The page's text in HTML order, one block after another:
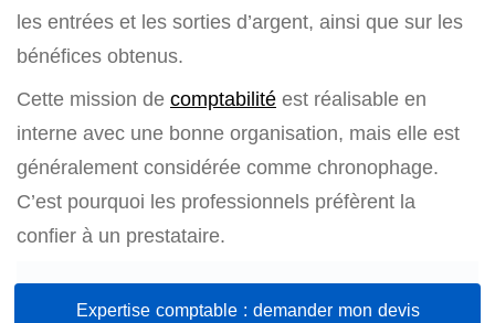
les entrées et les sorties d’argent, ainsi que sur les
bénéfices obtenus.
Cette mission de comptabilité est réalisable en
interne avec une bonne organisation, mais elle est
généralement considérée comme chronophage.
C’est pourquoi les professionnels préfèrent la
confier à un prestataire.
Expertise comptable : demander mon devis